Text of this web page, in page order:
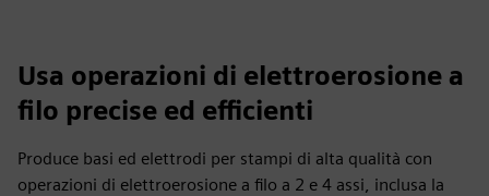
Usa operazioni di elettroerosione a
filo precise ed efficienti
Produce basi ed elettrodi per stampi di alta qualità con
operazioni di elettroerosione a filo a 2 e 4 assi, inclusa la